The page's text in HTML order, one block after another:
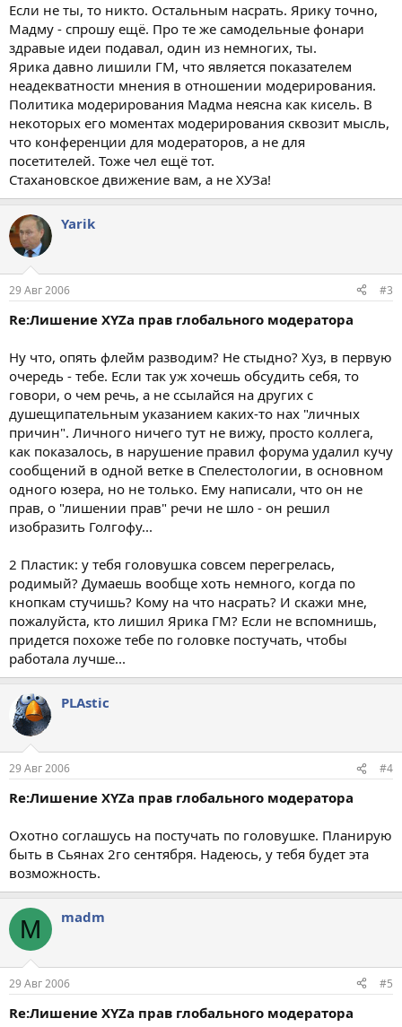
Если не ты, то никто. Остальным насрать. Ярику точно,
Мадму - спрошу ещё. Про те же самодельные фонари
здравые идеи подавал, один из немногих, ты.
Ярика давно лишили ГМ, что является показателем
неадекватности мнения в отношении модерирования.
Политика модерирования Мадма неясна как кисель. В
некоторых его моментах модерирования сквозит мысль,
что конференции для модераторов, а не для
посетителей. Тоже чел ещё тот.
Стахановское движение вам, а не ХУЗа!
Yarik
29 Авг 2006 #3
Re:Лишение XYZа прав глобального модератора
Ну что, опять флейм разводим? Не стыдно? Хуз, в первую
очередь - тебе. Если так уж хочешь обсудить себя, то
говори, о чем речь, а не ссылайся на других с
душещипательным указанием каких-то нах "личных
причин". Личного ничего тут не вижу, просто коллега,
как показалось, в нарушение правил форума удалил кучу
сообщений в одной ветке в Спелестологии, в основном
одного юзера, но не только. Ему написали, что он не
прав, о "лишении прав" речи не шло - он решил
изобразить Голгофу...
2 Пластик: у тебя головушка совсем перегрелась,
родимый? Думаешь вообще хоть немного, когда по
кнопкам стучишь? Кому на что насрать? И скажи мне,
пожалуйста, кто лишил Ярика ГМ? Если не вспомнишь,
придется похоже тебе по головке постучать, чтобы
работала лучше...
PLAstic
29 Авг 2006 #4
Re:Лишение XYZа прав глобального модератора
Охотно соглашусь на постучать по головушке. Планирую
быть в Сьянах 2го сентября. Надеюсь, у тебя будет эта
возможность.
M madm
29 Авг 2006 #5
Re:Лишение XYZа прав глобального модератора